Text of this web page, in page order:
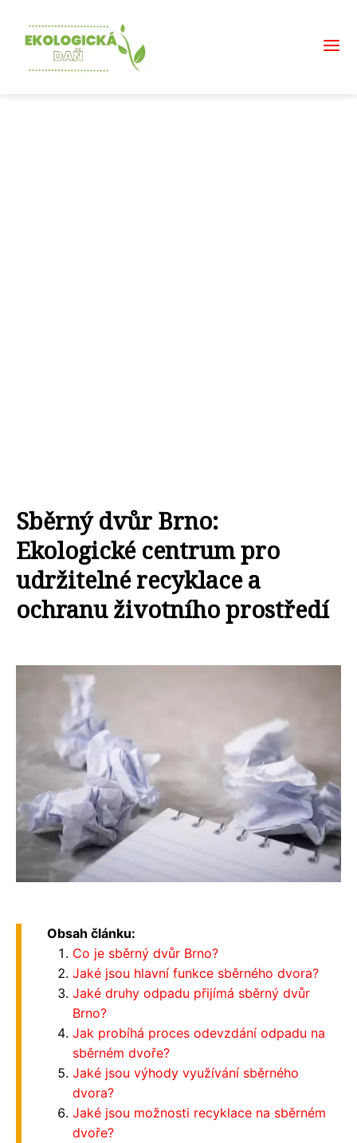
Sběrný dvůr Brno:
Ekologické centrum pro
udržitelné recyklace a
ochranu životního prostředí
Obsah článku:
Co je sběrný dvůr Brno?
Jaké jsou hlavní funkce sběrného dvora?
Jaké druhy odpadu přijímá sběrný dvůr
Brno?
Jak probíhá proces odevzdání odpadu na
sběrném dvoře?
Jaké jsou výhody využívání sběrného
dvora?
Jaké jsou možnosti recyklace na sběrném
dvoře?